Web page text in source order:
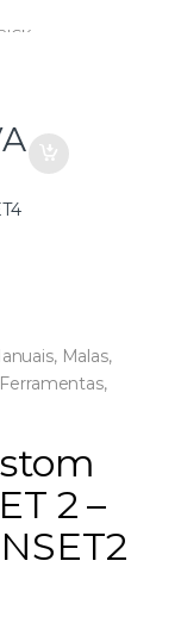
, Malas,
,
2 –